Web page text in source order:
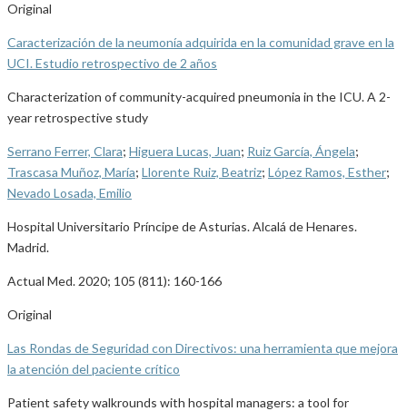
Original
Caracterización de la neumonía adquirida en la comunidad grave en la
UCI. Estudio retrospectivo de 2 años
Characterization of community-acquired pneumonia in the ICU. A 2-
year retrospective study
Serrano Ferrer, Clara; Higuera Lucas, Juan; Ruiz García, Ángela;
Trascasa Muñoz, María; Llorente Ruiz, Beatriz; López Ramos, Esther;
Nevado Losada, Emilio
Hospital Universitario Príncipe de Asturias. Alcalá de Henares.
Madrid.
Actual Med. 2020; 105 (811): 160-166
Original
Las Rondas de Seguridad con Directivos: una herramienta que mejora
la atención del paciente crítico
Patient safety walkrounds with hospital managers: a tool for